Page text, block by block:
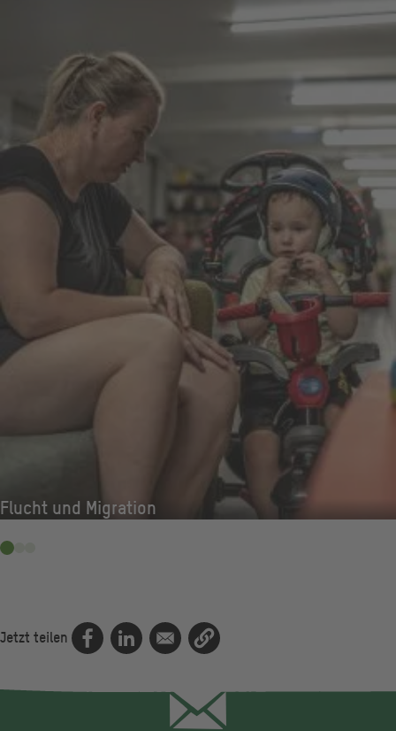
Flucht und Migration
Jetzt teilen